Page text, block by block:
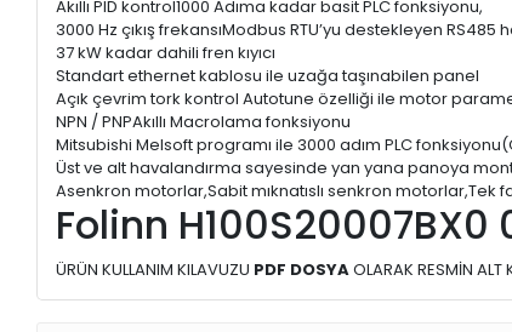
Akıllı PID kontrol1000 Adıma kadar basit PLC fonksiyonu,
3000 Hz çıkış frekansıModbus RTU’yu destekleyen
37 kW kadar dahili fren kıyıcı
Standart ethernet kablosu ile uzağa taşınabilen panel
Açık çevrim tork kontrol Autotune özelliği ile motor
NPN / PNPAkıllı Macrolama fonksiyonu
Mitsubishi Melsoft programı ile 3000 adım PLC
Üst ve alt havalandırma sayesinde yan yana panoya
Asenkron motorlar,Sabit mıknatıslı senkron
Folinn H100S20007BX0
ÜRÜN KULLANIM KILAVUZU PDF DOSYAOLARAK RESMİN ALT